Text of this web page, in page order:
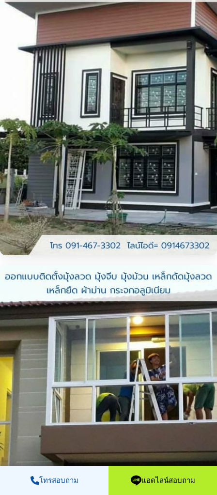
โทรสอบถาม แอดไลน์สอบถาม